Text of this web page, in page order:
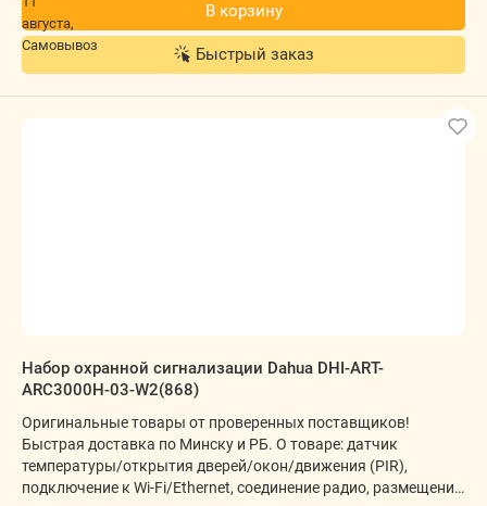
В корзину
Быстрый заказ
Набор охранной сигнализации Dahua DHI-ART-
ARC3000H-03-W2(868)
Оригинальные товары от проверенных поставщиков!
Быстрая доставка по Минску и РБ. О товаре: датчик
температуры/открытия дверей/окон/движения (PIR),
подключение к Wi-Fi/Ethernet, соединение радио, размещение